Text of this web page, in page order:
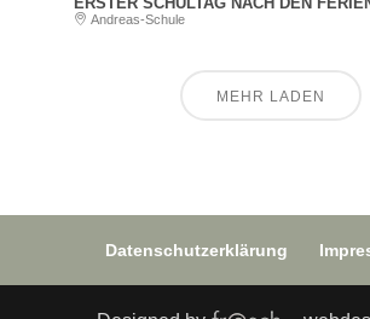
Andreas-Schule
MEHR LADEN
Datenschutzerklärung